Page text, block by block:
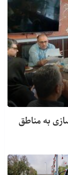
به مناطق